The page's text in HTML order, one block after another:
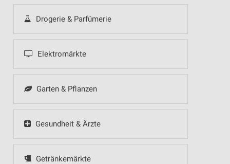
Drogerie & Parfümerie
Elektromärkte
Garten & Pflanzen
Gesundheit & Ärzte
Getränkemärkte